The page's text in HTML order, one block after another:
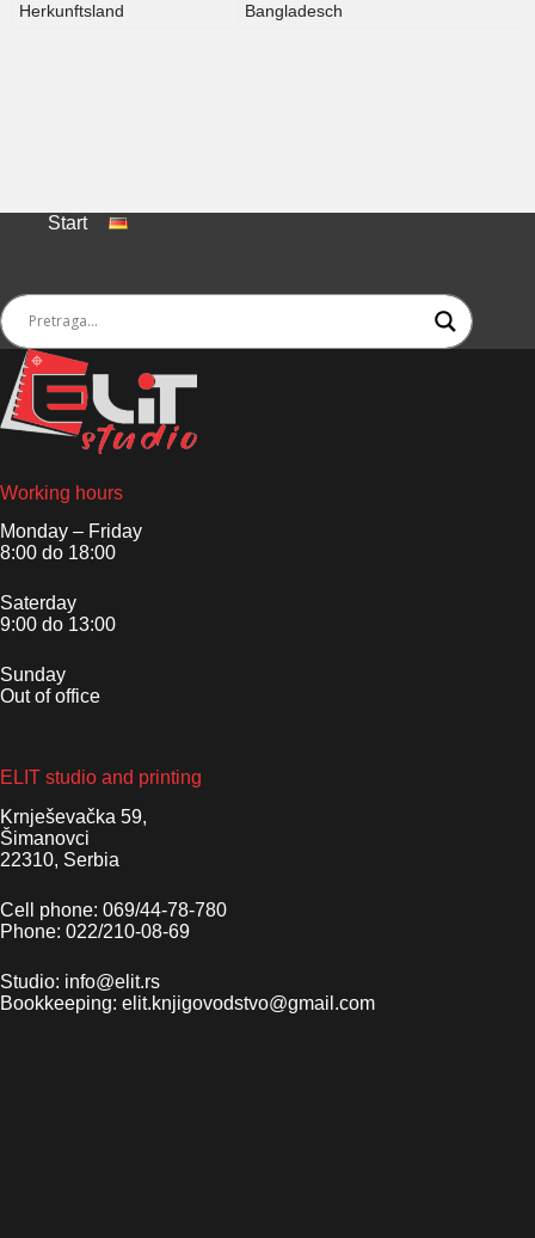
Herkunftsland
Bangladesch
Start
Working hours
Monday – Friday
8:00 do 18:00
Saterday
9:00 do 13:00
Sunday
Out of office
ELIT studio and printing
Krnješevačka 59,
Šimanovci
22310, Serbia
Cell phone: 069/44-78-780
Phone: 022/210-08-69
Studio: info@elit.rs
Bookkeeping: elit.knjigovodstvo@gmail.com